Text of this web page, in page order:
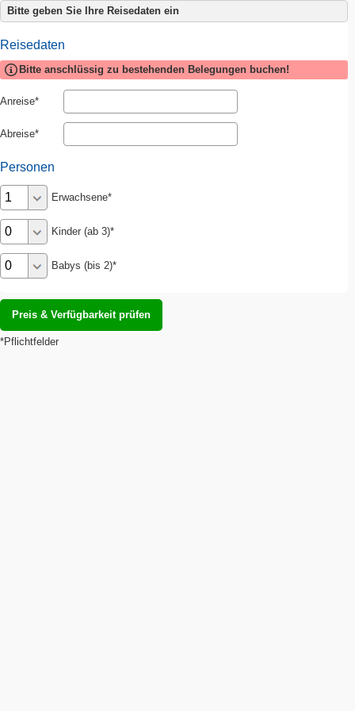
Bitte geben Sie Ihre Reisedaten ein
Reisedaten
Bitte anschlüssig zu bestehenden Belegungen buchen!
Anreise
Abreise
Personen
Erwachsene
Kinder (ab 3)
Babys (bis 2)
*Pflichtfelder